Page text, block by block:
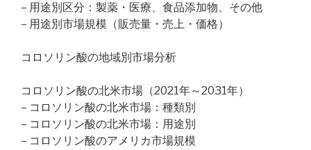
– 用途別区分：製薬・医療、食品添加物、その他
– 用途別市場規模（販売量・売上・価格）
コロソリン酸の地域別市場分析
コロソリン酸の北米市場（2021年～2031年）
– コロソリン酸の北米市場：種類別
– コロソリン酸の北米市場：用途別
– コロソリン酸のアメリカ市場規模